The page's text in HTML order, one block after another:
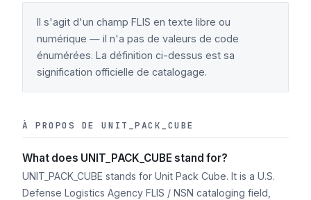
Il s'agit d'un champ FLIS en texte libre ou
numérique — il n'a pas de valeurs de code
énumérées. La définition ci-dessus est sa
signification officielle de catalogage.
À PROPOS DE UNIT_PACK_CUBE
What does UNIT_PACK_CUBE stand for?
UNIT_PACK_CUBE stands for Unit Pack Cube. It is a U.S.
Defense Logistics Agency FLIS / NSN cataloging field,